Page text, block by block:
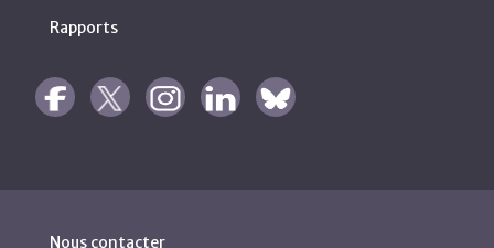
Rapports
Nous contacter